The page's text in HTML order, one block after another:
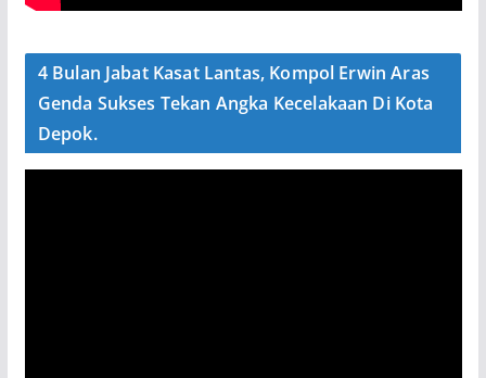
4 Bulan Jabat Kasat Lantas, Kompol Erwin Aras
Genda Sukses Tekan Angka Kecelakaan Di Kota
Depok.